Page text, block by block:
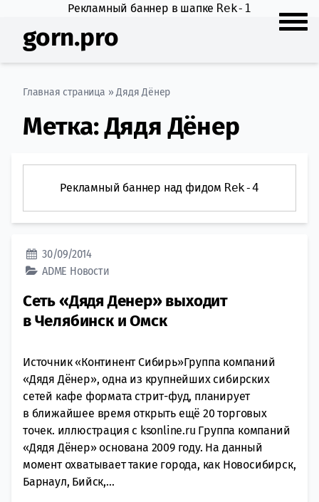
Рекламный баннер в шапке Rek-1
gorn.pro
Главная страница »Дядя Дёнер
Метка:Дядя Дёнер
Рекламный баннер над фидом Rek-4
30/09/2014
ADME Новости
Сеть «Дядя Денер» выходит
в Челябинск и Омск
Источник «Континент Сибирь»Группа компаний
«Дядя Дёнер», одна из крупнейших сибирских
сетей кафе формата стрит-фуд, планирует
в ближайшее время открыть ещё 20 торговых
точек. иллюстрация с ksonline.ru Группа компаний
«Дядя Дёнер» основана 2009 году. На данный
момент охватывает такие города, как Новосибирск,
Барнаул, Бийск,...